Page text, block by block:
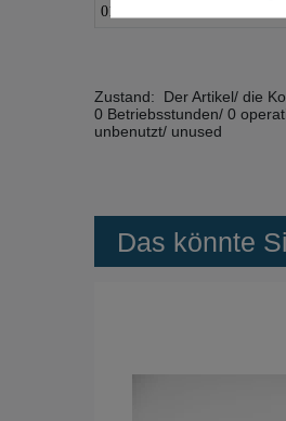
0100-71172
Zustand: Der Artikel/ die
0 Betriebsstunden/ 0
unbenutzt/ unused
Das könnte